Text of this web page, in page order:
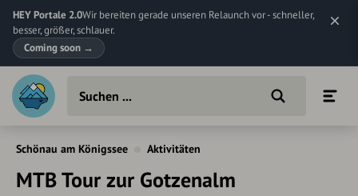
HEY Portale 2.0Wir bereiten gerade unseren Relaunch vor - schneller,
besser, größer, schlauer.
Coming soon →
Schönau am Königssee Aktivitäten
MTB Tour zur Gotzenalm